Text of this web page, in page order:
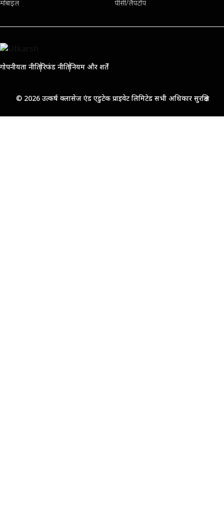
मोबाइल पीसी/लैपटॉप
गोपनीयता नीतिरिफंड नीतिनियम और शर्तें
© 2026 उत्कर्ष क्लासेज एंड एडुटेक प्राइवेट लिमिटेड सभी अधिकार सुरक्षित